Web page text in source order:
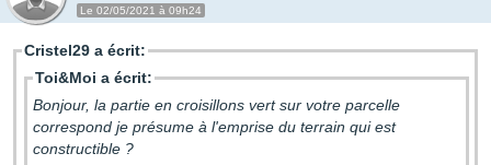
Le 02/05/2021 à 09h24
Cristel29 a écrit:
Toi&Moi a écrit:
Bonjour, la partie en croisillons vert sur votre parcelle
correspond je présume à l'emprise du terrain qui est
constructible ?